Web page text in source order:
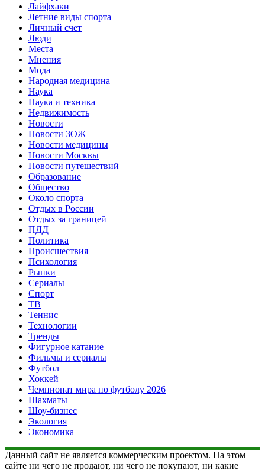
Лайфхаки
Летние виды спорта
Личный счет
Люди
Места
Мнения
Мода
Народная медицина
Наука
Наука и техника
Недвижимость
Новости
Новости ЗОЖ
Новости медицины
Новости Москвы
Новости путешествий
Образование
Общество
Около спорта
Отдых в России
Отдых за границей
ПДД
Политика
Происшествия
Психология
Рынки
Сериалы
Спорт
ТВ
Теннис
Технологии
Тренды
Фигурное катание
Фильмы и сериалы
Футбол
Хоккей
Чемпионат мира по футболу 2026
Шахматы
Шоу-бизнес
Экология
Экономика
Данный сайт не является коммерческим проектом. На этом
сайте ни чего не продают, ни чего не покупают, ни какие